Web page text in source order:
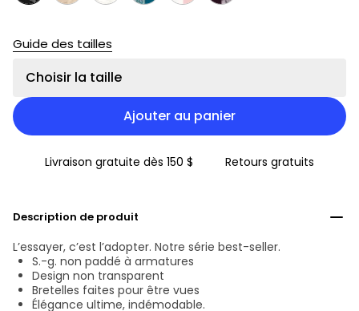
Guide des tailles
Choisir la taille
Ajouter au panier
Livraison gratuite dès 150 $ Retours gratuits
Description de produit
L’essayer, c’est l’adopter. Notre série best-seller.
S.-g. non paddé à armatures
Design non transparent
Bretelles faites pour être vues
Élégance ultime, indémodable.